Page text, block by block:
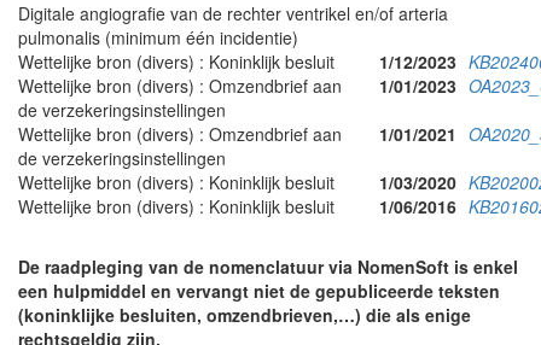
Digitale angiografie van de rechter ventrikel en/of arteria
pulmonalis (minimum één incidentie)
Wettelijke bron (divers) : Koninklijk besluit
1/12/2023
Wettelijke bron (divers) : Omzendbrief aan
de verzekeringsinstellingen
1/01/2023
Wettelijke bron (divers) : Omzendbrief aan
de verzekeringsinstellingen
1/01/2021
Wettelijke bron (divers) : Koninklijk besluit
1/03/2020
Wettelijke bron (divers) : Koninklijk besluit
1/06/2016
De raadpleging van de nomenclatuur via NomenSoft is enkel
een hulpmiddel en vervangt niet de gepubliceerde teksten
(koninklijke besluiten, omzendbrieven,…) die als enige
rechtsgeldig zijn.